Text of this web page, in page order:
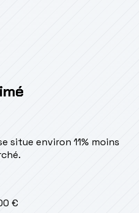
situe environ 11% moins
€